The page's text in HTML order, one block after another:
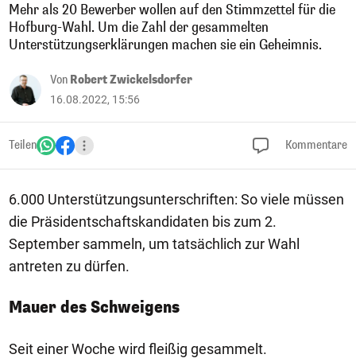
Mehr als 20 Bewerber wollen auf den Stimmzettel für die
Hofburg-Wahl. Um die Zahl der gesammelten
Unterstützungserklärungen machen sie ein Geheimnis.
Von Robert Zwickelsdorfer
16.08.2022, 15:56
Teilen Kommentare
6.000 Unterstützungsunterschriften: So viele müssen
die Präsidentschaftskandidaten bis zum 2.
September sammeln, um tatsächlich zur Wahl
antreten zu dürfen.
Mauer des Schweigens
Seit einer Woche wird fleißig gesammelt.